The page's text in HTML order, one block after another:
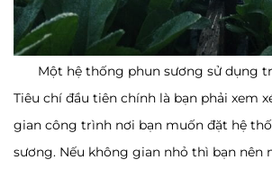
Một hệ thống phun sương sử dụng
Tiêu chí đầu tiên chính là bạn phải xem
gian công trình nơi bạn muốn đặt hệ
sương. Nếu không gian nhỏ thì bạn nên